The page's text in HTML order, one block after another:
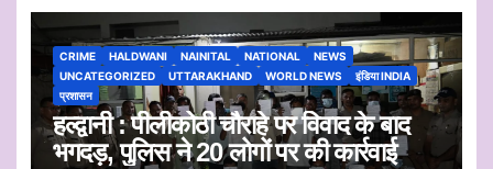
CRIME HALDWANI NAINITAL NATIONAL
NEWS
UNCATEGORIZED
UTTARAKHAND WORLD NEWS
इंडिया INDIA
प्रशासन
हल्द्वानी : पीलीकोठी चौराहे पर विवाद के बाद
भगदड़, पुलिस ने 20 लोगों पर की कार्रवाई